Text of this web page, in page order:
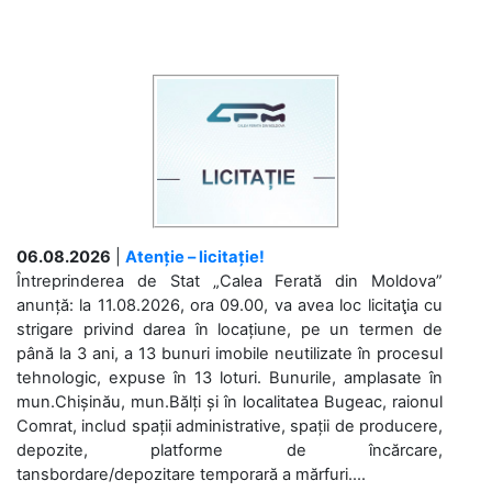
06.08.2026
Atenție – licitație!
Întreprinderea de Stat „Calea Ferată din Moldova”
anunță: la 11.08.2026, ora 09.00, va avea loc licitaţia cu
strigare privind darea în locațiune, pe un termen de
până la 3 ani, a 13 bunuri imobile neutilizate în procesul
tehnologic, expuse în 13 loturi. Bunurile, amplasate în
mun.Chișinău, mun.Bălți și în localitatea Bugeac, raionul
Comrat, includ spații administrative, spații de producere,
depozite, platforme de încărcare,
tansbordare/depozitare temporară a mărfuri....